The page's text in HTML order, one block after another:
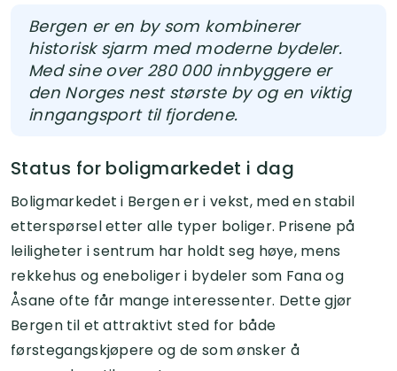
Bergen er en by som kombinerer
historisk sjarm med moderne bydeler.
Med sine over 280 000 innbyggere er
den Norges nest største by og en viktig
inngangsport til fjordene.
Status for boligmarkedet i dag
Boligmarkedet i Bergen er i vekst, med en stabil
etterspørsel etter alle typer boliger. Prisene på
leiligheter i sentrum har holdt seg høye, mens
rekkehus og eneboliger i bydeler som Fana og
Åsane ofte får mange interessenter. Dette gjør
Bergen til et attraktivt sted for både
førstegangskjøpere og de som ønsker å